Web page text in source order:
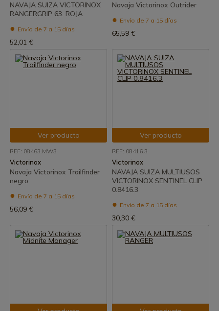
NAVAJA SUIZA VICTORINOX
RANGERGRIP 63. ROJA
Envío de 7 a 15 días
52,01 €
Navaja Victorinox Outrider
Envío de 7 a 15 días
65,59 €
Ver producto
REF: 08463.MW3
Victorinox
Navaja Victorinox Trailfinder
negro
Envío de 7 a 15 días
56,09 €
Ver producto
REF: 08416.3
Victorinox
NAVAJA SUIZA MULTIUSOS
VICTORINOX SENTINEL CLIP
0.8416.3
Envío de 7 a 15 días
30,30 €